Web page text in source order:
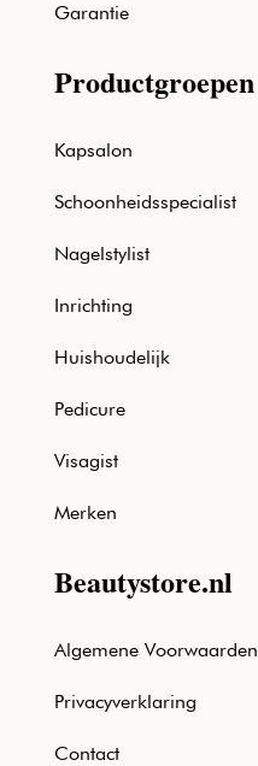
Garantie
Productgroepen
Kapsalon
Schoonheidsspecialist
Nagelstylist
Inrichting
Huishoudelijk
Pedicure
Visagist
Merken
Beautystore.nl
Algemene Voorwaarden
Privacyverklaring
Contact